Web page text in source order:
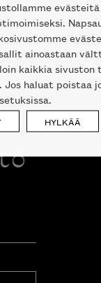
evästeitä
ainoastaan
kaikkia sivuston
haluat poistaa
HYLKÄÄ